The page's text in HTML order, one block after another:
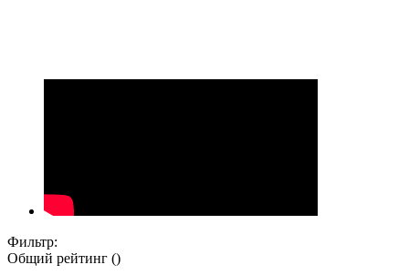
Фильтр:
Общий рейтинг ()